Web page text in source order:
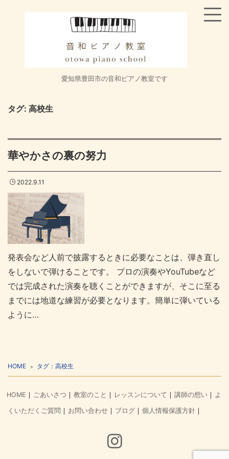
愛知県豊田市の音和ピアノ教室です
タグ: 高校生
華やかさの裏の努力
2022.9.11
発表会など人前で披露するときに必要なことは、弾き直し
をしないで弾けることです。 プロの演奏やYouTubeなど
では完成された演奏を聴くことができますが、そこに至る
までには地道な練習が必要となります。簡単に弾いている
ように…
HOME タグ：高校生
HOME ごあいさつ 教室のこと レッスンについて 講師の想い よ
くいただくご質問 お問い合わせ ブログ 個人情報保護方針